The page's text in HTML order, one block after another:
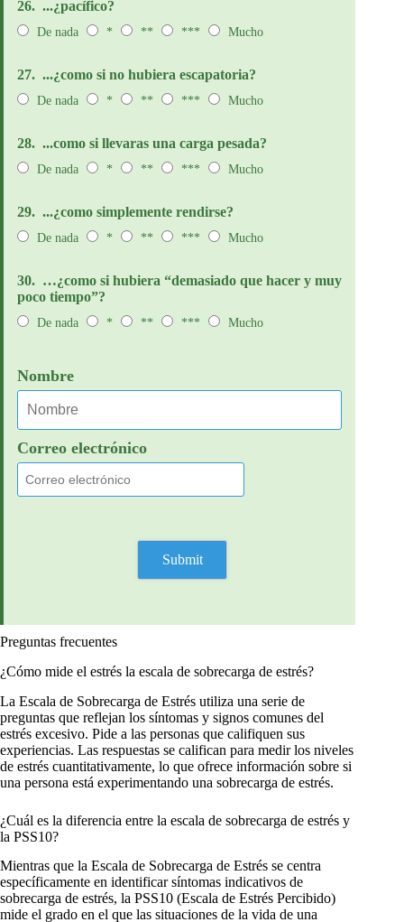
26. ...¿pacífico?
De nada * ** *** Mucho
27. ...¿como si no hubiera escapatoria?
De nada * ** *** Mucho
28. ...como si llevaras una carga pesada?
De nada * ** *** Mucho
29. ...¿como simplemente rendirse?
De nada * ** *** Mucho
30. …¿como si hubiera “demasiado que hacer y muy
poco tiempo”?
De nada * ** *** Mucho
Nombre
Correo electrónico
Preguntas frecuentes
¿Cómo mide el estrés la escala de sobrecarga de estrés?
La Escala de Sobrecarga de Estrés utiliza una serie de
preguntas que reflejan los síntomas y signos comunes del
estrés excesivo. Pide a las personas que califiquen sus
experiencias. Las respuestas se califican para medir los niveles
de estrés cuantitativamente, lo que ofrece información sobre si
una persona está experimentando una sobrecarga de estrés.
¿Cuál es la diferencia entre la escala de sobrecarga de estrés y
la PSS10?
Mientras que la Escala de Sobrecarga de Estrés se centra
específicamente en identificar síntomas indicativos de
sobrecarga de estrés, la PSS10 (Escala de Estrés Percibido)
mide el grado en el que las situaciones de la vida de una